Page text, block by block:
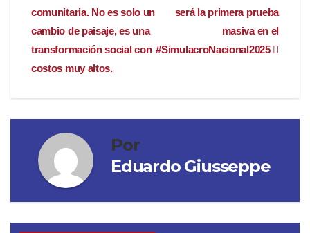
será la primera prueba
masiva en el
#SimulacroNacional2025
comunitaria. No es solo un
cambio de paisaje, es una
transformación social con
costos muy altos.
Por
Eduardo Giusseppe